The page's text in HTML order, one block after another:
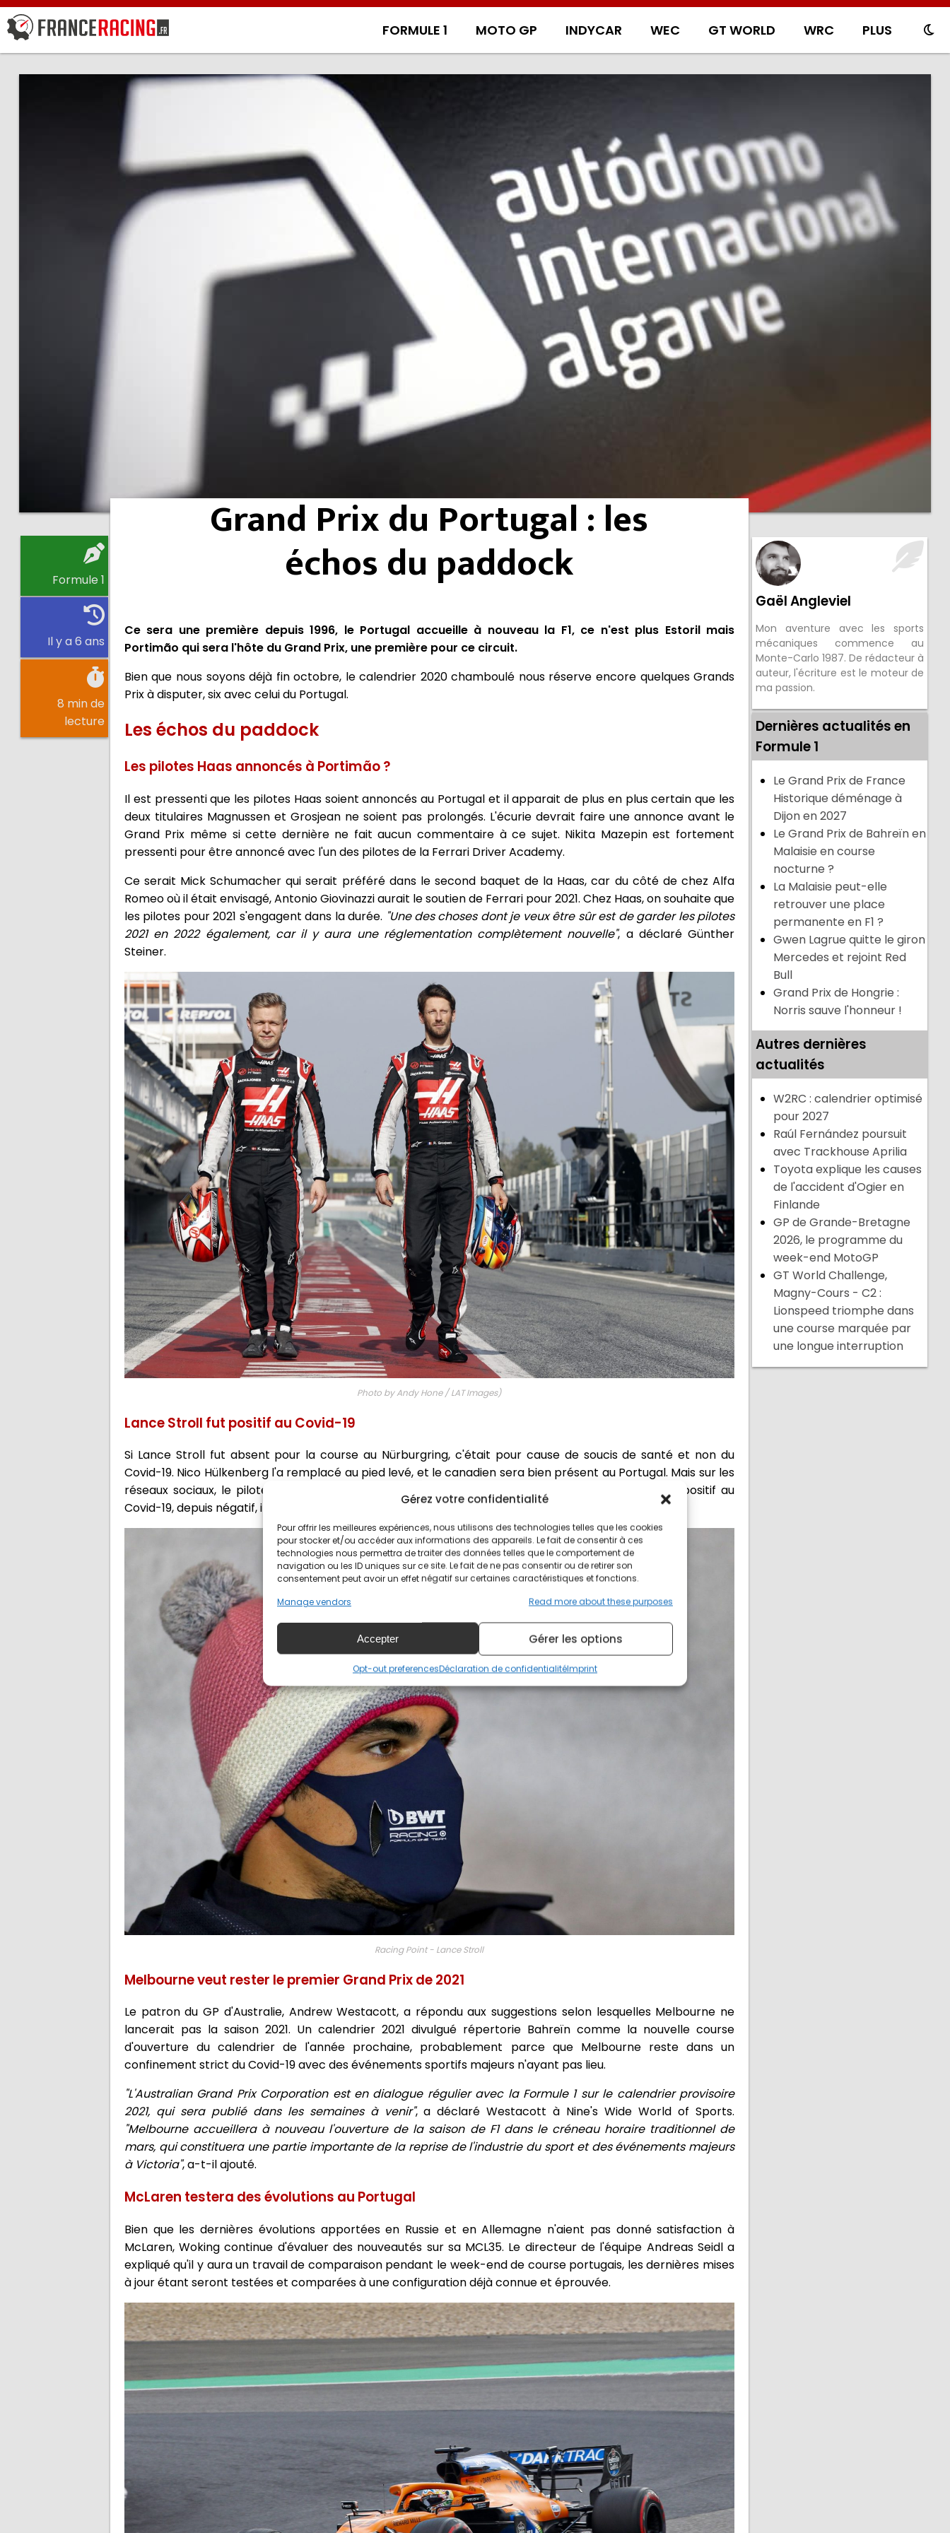
Gérez votre confidentialité
Pour offrir les meilleures expériences, nous utilisons des technologies telles que les cookies
pour stocker et/ou accéder aux informations des appareils. Le fait de consentir à ces
technologies nous permettra de traiter des données telles que le comportement de
navigation ou les ID uniques sur ce site. Le fait de ne pas consentir ou de retirer son
consentement peut avoir un effet négatif sur certaines caractéristiques et fonctions.
Manage vendors
Read more about these purposes
Accepter Gérer les options
Opt-out preferencesDéclaration de confidentialitéImprint
FORMULE 1 MOTO GP INDYCAR WEC GT WORLD WRC PLUS
Formule 1
Il y a 6 ans
8 min de
lecture
Grand Prix du Portugal : les
échos du paddock
Ce sera une première depuis 1996, le Portugal accueille à nouveau la F1, ce n'est plus Estoril mais
Portimão qui sera l'hôte du Grand Prix, une première pour ce circuit.
Bien que nous soyons déjà fin octobre, le calendrier 2020 chamboulé nous réserve encore quelques Grands
Prix à disputer, six avec celui du Portugal.
Les échos du paddock
Les pilotes Haas annoncés à Portimão?
Il est pressenti que les pilotes Haas soient annoncés au Portugal et il apparait de plus en plus certain que les
deux titulaires Magnussen et Grosjean ne soient pas prolongés. L'écurie devrait faire une annonce avant le
Grand Prix même si cette dernière ne fait aucun commentaire à ce sujet. Nikita Mazepin est fortement
pressenti pour être annoncé avec l'un des pilotes de la Ferrari Driver Academy.
Ce serait Mick Schumacher qui serait préféré dans le second baquet de la Haas, car du côté de chez Alfa
Romeo où il était envisagé, Antonio Giovinazzi aurait le soutien de Ferrari pour 2021. Chez Haas, on souhaite que
les pilotes pour 2021 s'engagent dans la durée. "Une des choses dont je veux être sûr est de garder les pilotes
2021 en 2022 également, car il y aura une réglementation complètement nouvelle", a déclaré Günther
Steiner.
Photo by Andy Hone / LAT Images)
Lance Stroll fut positif au Covid-19
Si Lance Stroll fut absent pour la course au Nürburgring, c'était pour cause de soucis de santé et non du
Covid-19. Nico Hülkenberg l'a remplacé au pied levé, et le canadien sera bien présent au Portugal. Mais sur les
réseaux sociaux, le pilote Racing Point a confirmé qu'après le Grand Prix de l'Eifel, il a été testé positif au
Covid-19, depuis négatif, il pourra bien participer au Grand Prix ce week-end.
Racing Point - Lance Stroll
Melbourne veut rester le premier Grand Prix de 2021
Le patron du GP d'Australie, Andrew Westacott, a répondu aux suggestions selon lesquelles Melbourne ne
lancerait pas la saison 2021. Un calendrier 2021 divulgué répertorie Bahreïn comme la nouvelle course
d'ouverture du calendrier de l'année prochaine, probablement parce que Melbourne reste dans un
confinement strict du Covid-19 avec des événements sportifs majeurs n'ayant pas lieu.
"L'Australian Grand Prix Corporation est en dialogue régulier avec la Formule 1 sur le calendrier provisoire
2021, qui sera publié dans les semaines à venir", a déclaré Westacott à Nine's Wide World of Sports.
"Melbourne accueillera à nouveau l'ouverture de la saison de F1 dans le créneau horaire traditionnel de
mars, qui constituera une partie importante de la reprise de l'industrie du sport et des événements majeurs
à Victoria", a-t-il ajouté.
McLaren testera des évolutions au Portugal
Bien que les dernières évolutions apportées en Russie et en Allemagne n'aient pas donné satisfaction à
McLaren, Woking continue d'évaluer des nouveautés sur sa MCL35. Le directeur de l'équipe Andreas Seidl a
expliqué qu'il y aura un travail de comparaison pendant le week-end de course portugais, les dernières mises
à jour étant seront testées et comparées à une configuration déjà connue et éprouvée.
Gaël Angleviel
Mon aventure avec les sports
mécaniques commence au
Monte-Carlo 1987. De rédacteur à
auteur, l'écriture est le moteur de
ma passion.
Dernières actualités en
Formule 1
Le Grand Prix de France
Historique déménage à
Dijon en 2027
Le Grand Prix de Bahreïn en
Malaisie en course
nocturne ?
La Malaisie peut-elle
retrouver une place
permanente en F1 ?
Gwen Lagrue quitte le giron
Mercedes et rejoint Red
Bull
Grand Prix de Hongrie :
Norris sauve l'honneur !
Autres dernières
actualités
W2RC : calendrier optimisé
pour 2027
Raúl Fernández poursuit
avec Trackhouse Aprilia
Toyota explique les causes
de l'accident d'Ogier en
Finlande
GP de Grande-Bretagne
2026, le programme du
week-end MotoGP
GT World Challenge,
Magny-Cours - C2 :
Lionspeed triomphe dans
une course marquée par
une longue interruption